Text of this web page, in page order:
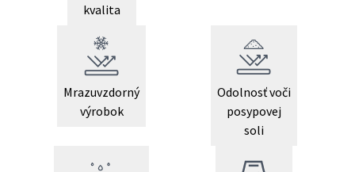
kvalita
Mrazuvzdorný
výrobok
Odolnosť voči
posypovej
soli